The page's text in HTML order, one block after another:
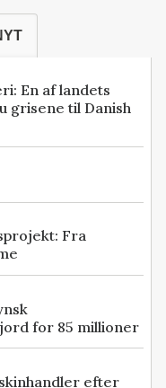
En af landets
grisene til Danish
Fra
for 85 millioner
efter